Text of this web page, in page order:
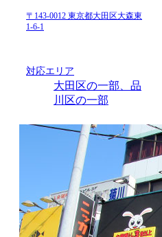
〒143-0012 東京都大田区大森東
1-6-1
対応エリア
大田区の一部、品
川区の一部